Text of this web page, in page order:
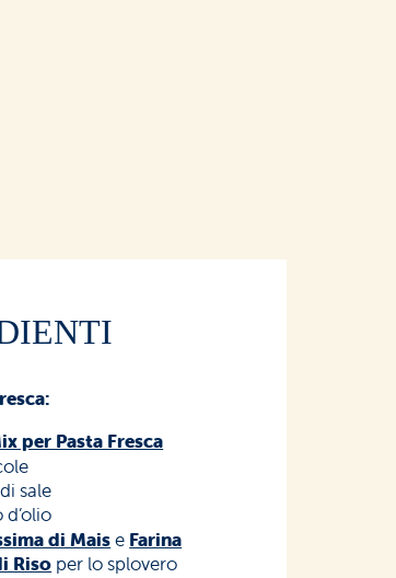
per Pasta Fresca
sale
di Maise Farina
Riso per lo splovero